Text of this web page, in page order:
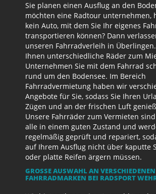
Sie planen einen Ausflug an den
möchten eine Radtour unternehmen,
kein Auto, mit dem Sie Ihr eigenes
transportieren können? Dann
unseren Fahrradverleih in
Ihnen unterschiedliche Räder zum
Unternehmen Sie mit dem Fahrrad
rund um den Bodensee. Im Bereich
Fahrradvermietung haben wir
Angebote für Sie, sodass Sie Ihren
Zügen und an der frischen Luft
Unsere Fahrräder zum Vermieten
alle in einem guten Zustand und
regelmäßig geprüft und repariert,
auf Ihrem Ausflug nicht über kaputte
oder platte Reifen ärgern müssen.
GROSSE AUSWAHL AN VERSCHIEDENEN F
AHRRADMARKEN BEI RADSPORT